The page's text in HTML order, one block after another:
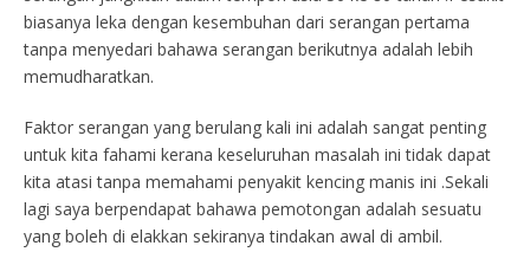
biasanya leka dengan kesembuhan dari serangan pertama
tanpa menyedari bahawa serangan berikutnya adalah lebih
memudharatkan.
Faktor serangan yang berulang kali ini adalah sangat penting
untuk kita fahami kerana keseluruhan masalah ini tidak dapat
kita atasi tanpa memahami penyakit kencing manis ini .Sekali
lagi saya berpendapat bahawa pemotongan adalah sesuatu
yang boleh di elakkan sekiranya tindakan awal di ambil.